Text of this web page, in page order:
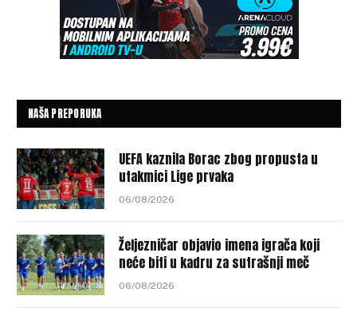
NAŠA PREPORUKA
UEFA kaznila Borac zbog propusta u
utakmici Lige prvaka
06/08/2026
Željezničar objavio imena igrača koji
neće biti u kadru za sutrašnji meč
06/08/2026